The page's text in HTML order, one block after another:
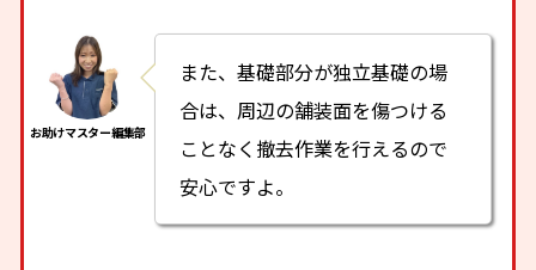
また、基礎部分が独立基礎の場
合は、周辺の舗装面を傷つける
ことなく撤去作業を行えるので
安心ですよ。